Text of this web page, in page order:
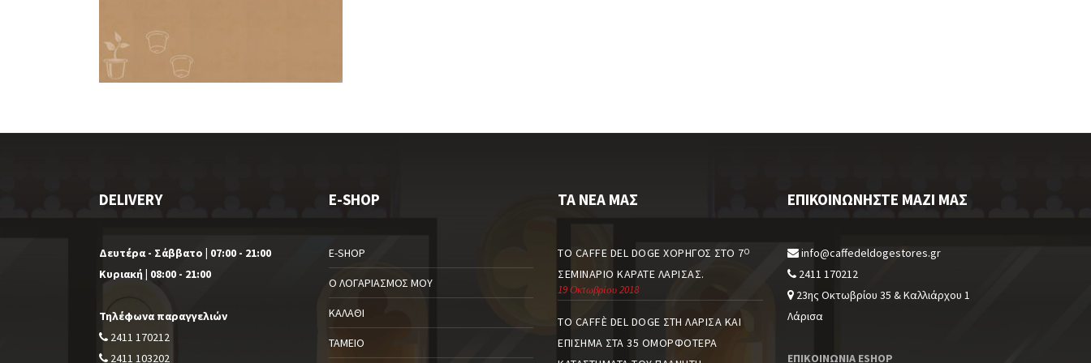
DELIVERY
Δευτέρα - Σάββατο | 07:00 - 21:00
Κυριακή | 08:00 - 21:00
Τηλέφωνα παραγγελιών
2411 170212
2411 103202
E-SHOP
E-SHOP
Ο ΛΟΓΑΡΙΑΣΜΌΣ ΜΟΥ
ΚΑΛΆΘΙ
ΤΑΜΕΊΟ
ΤΑ ΝΈΑ ΜΑΣ
ΤΟ CAFFE DEL DOGE ΧΟΡΗΓΌΣ ΣΤΟ 7Ο
ΣΕΜΙΝΆΡΙΟ ΚΑΡΆΤΕ ΛΆΡΙΣΑΣ.
19 Οκτωβρίου 2018
ΤΟ CAFFÈ DEL DOGE ΣΤΗ ΛΆΡΙΣΑ ΚΑΙ
ΕΠΊΣΗΜΑ ΣΤΑ 35 ΟΜΟΡΦΌΤΕΡΑ
ΕΠΙΚΟΙΝΩΝΉΣΤΕ ΜΑΖΊ ΜΑΣ
info@caffedeldogestores.gr
2411 170212
23ης Οκτωβρίου 35 & Καλλιάρχου 1
Λάρισα
ΕΠΙΚΟΙΝΩΝΙΑ ESHOP